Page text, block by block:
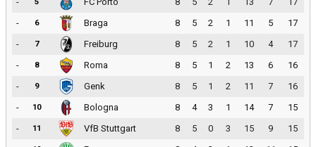
-
6 Braga 8 5 2 1 11 5
17
-
7 Freiburg 8 5 2 1 10 4
17
-
8 Roma 8 5 1 2 13 6
16
-
9 Genk 8 5 1 2 11 7
16
-
10 Bologna 8 4 3 1 14 7
15
-
11 VfB Stuttgart 8 5 0 3 15 9
15